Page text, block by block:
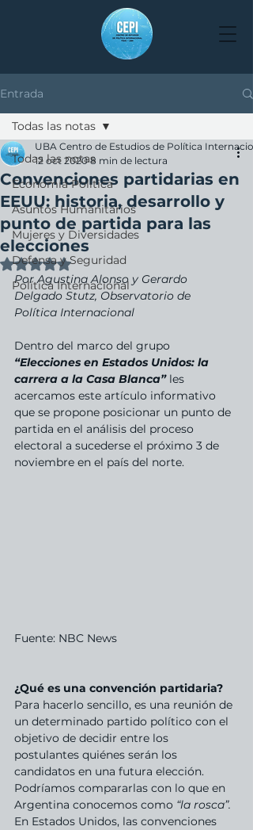
Entrada
Todas las notas
Economía Política
Asuntos Humanitarios
Mujeres y Diversidades
Defensa y Seguridad
Política Internacional
Todas las notas
Convenciones partidarias en
EEUU: historia, desarrollo y
punto de partida para las
elecciones
UBA Centro de Estudios de Política
12 oct 2020 8 min de lectura
Obtuvo NaN de 5 estrellas.
Por Agustina Alonso y Gerardo
Delgado Stutz, Observatorio de
Política Internacional
Dentro del marco del grupo
“Elecciones en Estados Unidos: la
carrera a la Casa Blanca” les
acercamos este artículo informativo
que se propone posicionar un punto de
partida en el análisis del proceso
electoral a sucederse el próximo 3 de
noviembre en el país del norte.
Fuente: NBC News
¿Qué es una convención partidaria?
Para hacerlo sencillo, es una reunión de
un determinado partido político con el
objetivo de decidir entre los
postulantes quiénes serán los
candidatos en una futura elección.
Podríamos compararlas con lo que en
Argentina conocemos como “la rosca”.
En Estados Unidos, las convenciones